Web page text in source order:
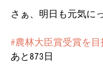
さぁ、明日も元気に
#農林大臣賞受賞を目
あと873日